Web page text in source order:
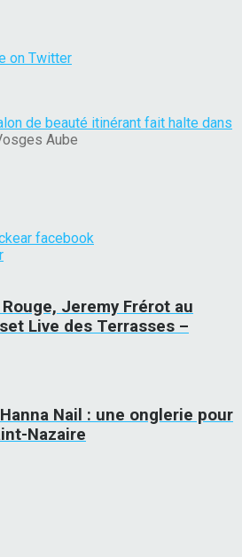
on Twitter
de beauté itinérant fait halte dans
Aube
facebook
Jeremy Frérot au
Live des Terrasses –
Nail : une onglerie pour
Nazaire